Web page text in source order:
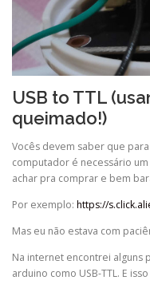
USB to TTL
queimado!)
Vocês devem saber que
computador é necessário
achar pra comprar e bem
Por exemplo: https://
Mas eu não estava com
Na internet encontrei alguns
arduino como USB-TTL. E